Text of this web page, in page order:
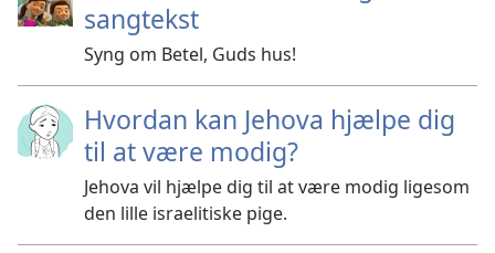
sangtekst
Syng om Betel, Guds hus!
Hvordan kan Jehova hjælpe dig
til at være modig?
Jehova vil hjælpe dig til at være modig ligesom
den lille israelitiske pige.